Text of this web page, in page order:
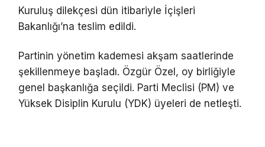
Kuruluş dilekçesi dün itibariyle İçişleri
Bakanlığı’na teslim edildi.
Partinin yönetim kademesi akşam saatlerinde
şekillenmeye başladı. Özgür Özel, oy birliğiyle
genel başkanlığa seçildi. Parti Meclisi (PM) ve
Yüksek Disiplin Kurulu (YDK) üyeleri de netleşti.